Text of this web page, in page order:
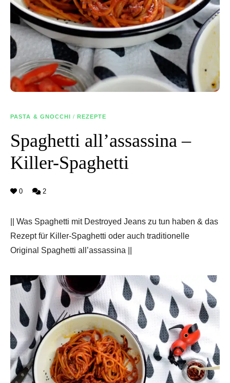
PASTA & GNOCCHI / REZEPTE
Spaghetti all’assassina –
Killer-Spaghetti
0 2
|| Was Spaghetti mit Destroyed Jeans zu tun haben & das
Rezept für Killer-Spaghetti oder auch traditionelle
Original Spaghetti all’assassina ||